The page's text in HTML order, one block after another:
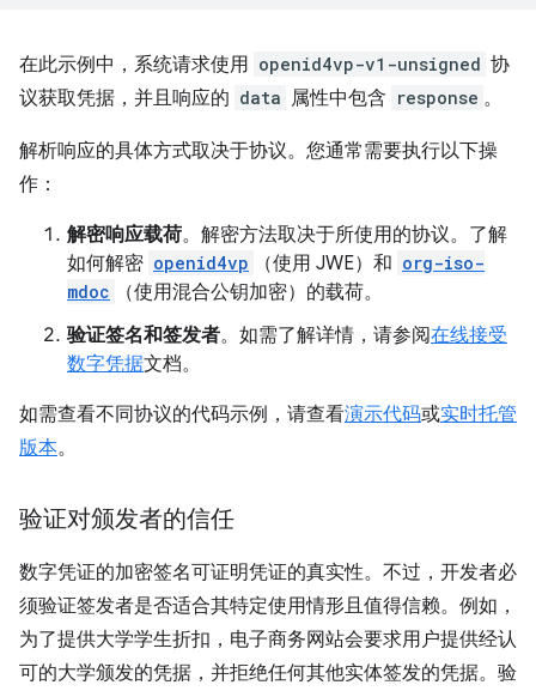
在此示例中，系统请求使用 openid4vp-v1-unsigned 协
议获取凭据，并且响应的 data 属性中包含 response 。
解析响应的具体方式取决于协议。您通常需要执行以下操
作：
解密响应载荷。解密方法取决于所使用的协议。了解
如何解密 openid4vp （使用 JWE）和 org-iso-
mdoc
（使用混合公钥加密）的载荷。
验证签名和签发者。如需了解详情，请参阅在线接受
数字凭据文档。
如需查看不同协议的代码示例，请查看演示代码或实时托管
版本。
验证对颁发者的信任
数字凭证的加密签名可证明凭证的真实性。不过，开发者必
须验证签发者是否适合其特定使用情形且值得信赖。例如，
为了提供大学学生折扣，电子商务网站会要求用户提供经认
可的大学颁发的凭据，并拒绝任何其他实体签发的凭据。验